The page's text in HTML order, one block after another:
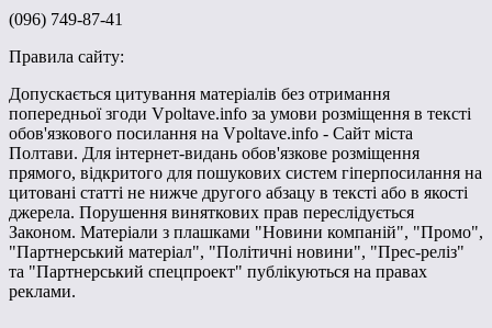
(096) 749-87-41
Правила сайту:
Допускається цитування матеріалів без отримання
попередньої згоди Vpoltave.info за умови розміщення в тексті
обов'язкового посилання на Vpoltave.info - Сайт міста
Полтави. Для інтернет-видань обов'язкове розміщення
прямого, відкритого для пошукових систем гіперпосилання на
цитовані статті не нижче другого абзацу в тексті або в якості
джерела. Порушення виняткових прав переслідується
Законом. Матеріали з плашками "Новини компаній", "Промо",
"Партнерський матеріал", "Політичні новини", "Прес-реліз"
та "Партнерський спецпроект" публікуються на правах
реклами.